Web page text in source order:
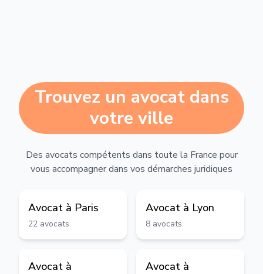
Trouvez un avocat dans
votre ville
Des avocats compétents dans toute la France pour
vous accompagner dans vos démarches juridiques
Avocat à Paris
22 avocats
Avocat à Lyon
8 avocats
Avocat à
Avocat à